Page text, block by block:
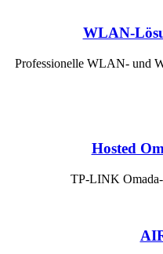
WLAN-
Professionelle WLAN- und
Hosted
TP-LINK